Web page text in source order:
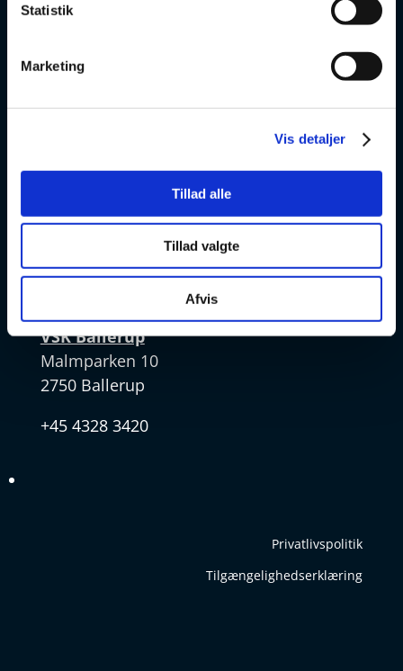
Statistik
Marketing
Vis detaljer
Tillad alle
Tillad valgte
Afvis
2600 Glostrup
v
Skøjtevej 27
v
VSK Ballerup
Malmparken 10
2750 Ballerup
+45 4328 3420
Privatlivspolitik
Tilgængelighedserklæring